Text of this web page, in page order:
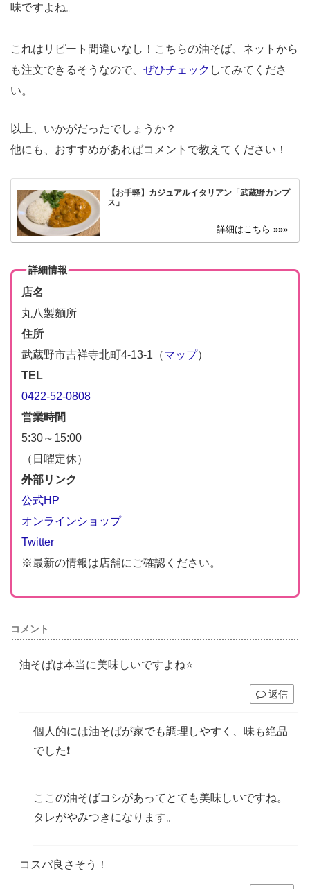
味ですよね。
これはリピート間違いなし！こちらの油そば、ネットから
も注文できるそうなので、 ぜひチェック してみてくださ
い。
以上、いかがだったでしょうか？
他にも、おすすめがあればコメントで教えてください！
【お手軽】カジュアルイタリアン「武蔵野カンプ
ス」
詳細情報
店名
丸八製麵所
住所
武蔵野市吉祥寺北町4-13-1（マップ）
TEL
0422-52-0808
営業時間
5:30～15:00
（日曜定休）
外部リンク
公式HP
オンラインショップ
Twitter
※最新の情報は店舗にご確認ください。
コメント
油そばは本当に美味しいですよね⭐️
返信
個人的には油そばが家でも調理しやすく、味も絶品
でした❗️
ここの油そばコシがあってとても美味しいですね。
タレがやみつきになります。
コスパ良さそう！